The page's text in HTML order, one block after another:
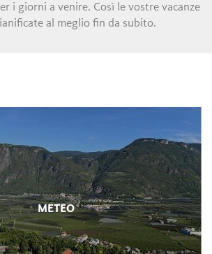
i giorni a venire. Così le vostre vacanze
al meglio fin da subito.
METEO